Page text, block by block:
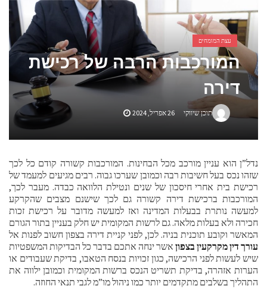
אביזרים ומתנות לגבר שאוהב להיות בשטח
אשפוז פסיכיאטרי ביתי: הגישה הדיסקרטית שמשנה את כללי המשחק בבריאות הנפש
עצת המומחים
המורכבות הרבה של רכישת
דירה
תוכן שיווקי 26 אפריל, 2024
נדל”ן הוא עניין מורכב מכל הבחינות. המורכבות קשורה קודם כל לכך
שזהו נכס בעל חשיבות רבה וכמובן שערכו גבוה. רבים מגיעים למעמד של
רכישת בית אחרי חיסכון של שנים ונטילת הלוואה כבדה. מעבר לכך,
המורכבות ברכישת דירה קשורה גם לכך שישנם מצבים שהקרקע
למעשה נותרת בבעלות המדינה ואז למעשה מדובר על רכישת זכות
חכירה ולא בעלות מלאה. גם לרשות המקומית יש חלק בעניין בתור הגורם
המאשר וקובע תוכנית בניה. לכן, לפני קניית דירה בצפון חשוב לפנות אל
עורך דין מקרקעין בצפון אשר ינחה אתכם בדבר כל הבדיקות המשפטיות
שיש לעשות לפני הרכישה, כגון זכויות בנסח הטאבו, בדיקת שעבודים או
הערות אזהרה, בדיקת תשריט הנכס ברשות המקומית וכמובן ילווה את
התהליך בשלבים מתקדמים יותר כמו ניהול מו”מ לגבי תנאי החוזה.